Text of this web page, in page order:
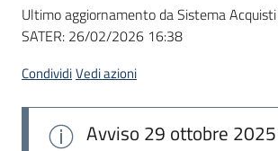
Ultimo aggiornamento da Sistema
SATER: 26/02/2026 16:38
CondividiVedi azioni
Avviso 29 ottobre 2025